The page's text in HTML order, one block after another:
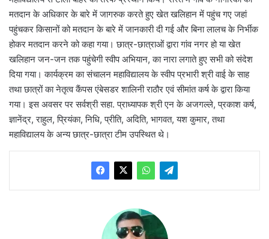
मतदान के अधिकार के बारे में जागरुक करते हुए खेत खलिहान में पहुंच गए जहां
पहुंचकर किसानों को मतदान के बारे में जानकारी दी गई और बिना लालच के निर्भीक
होकर मतदान करने को कहा गया। छात्र-छात्राओं द्वारा गांव नगर हो या खेत
खलिहान जन-जन तक पहुंचेगी स्वीप अभियान, का नारा लगाते हुए सभी को संदेश
दिया गया। कार्यक्रम का संचालन महाविद्यालय के स्वीप प्रभारी श्री वाई के साह
तथा छात्रों का नेतृत्व कैंपस एंबेसडर शालिनी राठौर एवं सीमांत कर्ष के द्वारा किया
गया। इस अवसर पर सर्वश्री सहा. प्राध्यापक श्री एन के अजगल्ले, प्रकाश कर्ष,
ज्ञानेंद्र, राहुल, प्रियंका, निधि, प्रीति, अदिति, भागवत, यश कुमार, तथा
महाविद्यालय के अन्य छात्र-छात्रा टीम उपस्थित थे।